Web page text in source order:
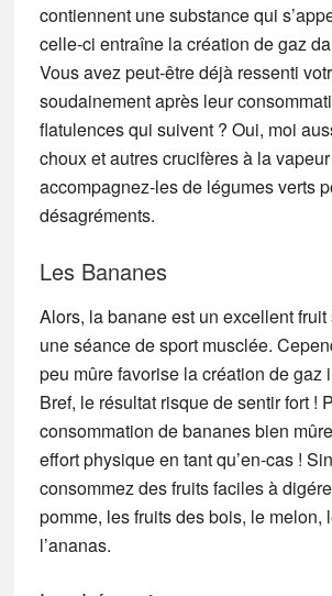
contiennent une substance qui
celle-ci entraîne la création de gaz
Vous avez peut-être déjà ressenti
soudainement après leur
flatulences qui suivent ? Oui, moi
choux et autres crucifères à la
accompagnez-les de légumes verts
désagréments.
Les Bananes
Alors, la banane est un excellent fruit
une séance de sport musclée.
peu mûre favorise la création de gaz
Bref, le résultat risque de sentir fort !
consommation de bananes bien
effort physique en tant qu’en-cas !
consommez des fruits faciles à
pomme, les fruits des bois, le melon,
l’ananas.